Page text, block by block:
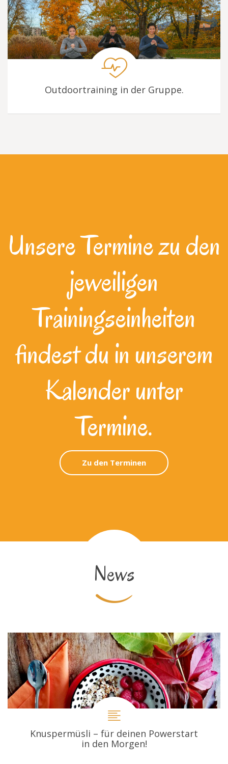
Outdoortraining in der Gruppe.
Unsere Termine zu den
jeweiligen
Trainingseinheiten
findest du in unserem
Kalender unter
Termine.
Zu den Terminen
News
Knuspermüsli – für deinen Powerstart
in den Morgen!